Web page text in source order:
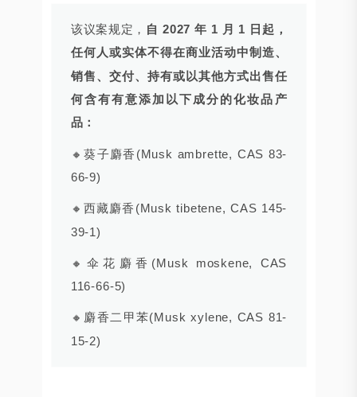
该议案规定， 自 2027 年 1 月 1 日起，
任何人或实体不得在商业活动中制造、
销售、交付、持有或以其他方式出售任
何含有有意添加以下成分的化妆品产
品：
🔸葵子麝香(Musk ambrette, CAS 83-
66-9)
🔸西藏麝香(Musk tibetene, CAS 145-
39-1)
🔸伞花麝香(Musk moskene, CAS
116-66-5)
🔸麝香二甲苯(Musk xylene, CAS 81-
15-2)